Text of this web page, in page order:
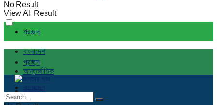
No Result
View All Result
প্রচ্ছদ
বাংলাদেশ
আন্তর্জাতিক
রাজনীতি
প্রচ্ছদ
বাংলাদেশ